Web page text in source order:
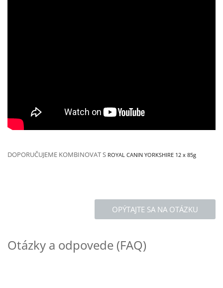
DOPORUČUJEME KOMBINOVAT S ROYAL CANIN YORKSHIRE 12 x 85g
OPÝTAJTE SA NA OTÁZKU
Otázky a odpovede (FAQ)